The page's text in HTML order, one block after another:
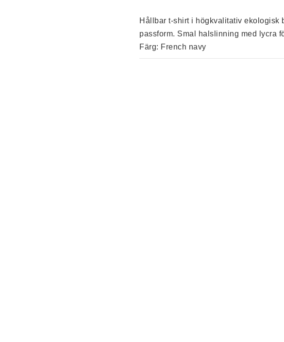
Hållbar t-shirt i högkvalitativ ekologisk
passform. Smal halslinning med lycra
Färg: French navy